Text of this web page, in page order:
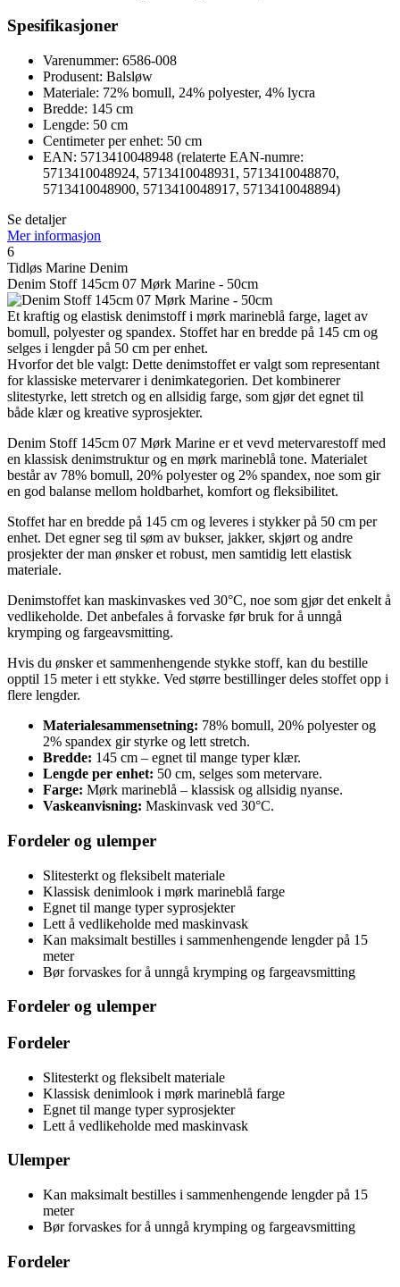
Spesifikasjoner
Varenummer: 6586-008
Produsent: Balsløw
Materiale: 72% bomull, 24% polyester, 4% lycra
Bredde: 145 cm
Lengde: 50 cm
Centimeter per enhet: 50 cm
EAN: 5713410048948 (relaterte EAN-numre:
5713410048924, 5713410048931, 5713410048870,
5713410048900, 5713410048917, 5713410048894)
Se detaljer
Mer informasjon
6
Tidløs Marine Denim
Denim Stoff 145cm 07 Mørk Marine - 50cm
Et kraftig og elastisk denimstoff i mørk marineblå farge, laget av
bomull, polyester og spandex. Stoffet har en bredde på 145 cm og
selges i lengder på 50 cm per enhet.
Hvorfor det ble valgt: Dette denimstoffet er valgt som representant
for klassiske metervarer i denimkategorien. Det kombinerer
slitestyrke, lett stretch og en allsidig farge, som gjør det egnet til
både klær og kreative syprosjekter.
Denim Stoff 145cm 07 Mørk Marine er et vevd metervarestoff med
en klassisk denimstruktur og en mørk marineblå tone. Materialet
består av 78% bomull, 20% polyester og 2% spandex, noe som gir
en god balanse mellom holdbarhet, komfort og fleksibilitet.
Stoffet har en bredde på 145 cm og leveres i stykker på 50 cm per
enhet. Det egner seg til søm av bukser, jakker, skjørt og andre
prosjekter der man ønsker et robust, men samtidig lett elastisk
materiale.
Denimstoffet kan maskinvaskes ved 30°C, noe som gjør det enkelt å
vedlikeholde. Det anbefales å forvaske før bruk for å unngå
krymping og fargeavsmitting.
Hvis du ønsker et sammenhengende stykke stoff, kan du bestille
opptil 15 meter i ett stykke. Ved større bestillinger deles stoffet opp i
flere lengder.
Materialesammensetning: 78% bomull, 20% polyester og
2% spandex gir styrke og lett stretch.
Bredde: 145 cm – egnet til mange typer klær.
Lengde per enhet: 50 cm, selges som metervare.
Farge: Mørk marineblå – klassisk og allsidig nyanse.
Vaskeanvisning: Maskinvask ved 30°C.
Fordeler og ulemper
Slitesterkt og fleksibelt materiale
Klassisk denimlook i mørk marineblå farge
Egnet til mange typer syprosjekter
Lett å vedlikeholde med maskinvask
Kan maksimalt bestilles i sammenhengende lengder på 15
meter
Bør forvaskes for å unngå krymping og fargeavsmitting
Fordeler og ulemper
Fordeler
Slitesterkt og fleksibelt materiale
Klassisk denimlook i mørk marineblå farge
Egnet til mange typer syprosjekter
Lett å vedlikeholde med maskinvask
Ulemper
Kan maksimalt bestilles i sammenhengende lengder på 15
meter
Bør forvaskes for å unngå krymping og fargeavsmitting
Fordeler